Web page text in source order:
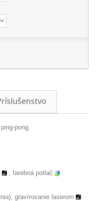
pong.
, farebná potlač
gravírovanie laserom